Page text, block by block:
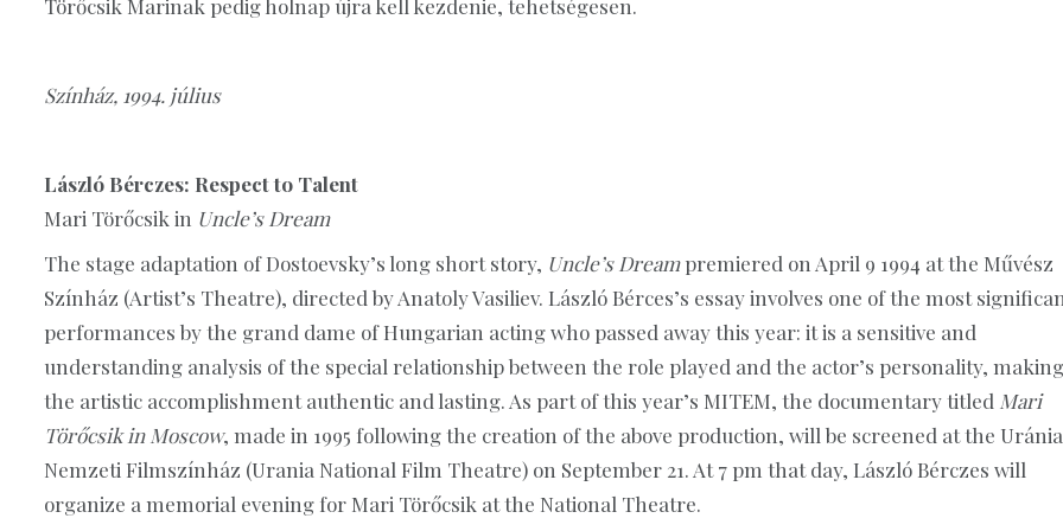
Törőcsik Marinak pedig holnap újra kell kezdenie, tehetségesen.
Színház, 1994. július
László Bérczes: Respect to Talent
Mari Törőcsik in Uncle’s Dream
The stage adaptation of Dostoevsky’s long short story, Uncle’s Dreampremiered on April 9 1994 at the Művész
Színház (Artist’s Theatre), directed by Anatoly Vasiliev. László Bérces’s essay involves one of the most
performances by the grand dame of Hungarian acting who passed away this year: it is a sensitive and
understanding analysis of the special relationship between the role played and the actor’s personality, making
the artistic accomplishment authentic and lasting. As part of this year’s MITEM, the documentary titled Mari
Törőcsik in Moscow, made in 1995 following the creation of the above production, will be screened at the Uránia
Nemzeti Filmszínház (Urania National Film Theatre) on September 21. At 7 pm that day, László Bérczes will
organize a memorial evening for Mari Törőcsik at the National Theatre.